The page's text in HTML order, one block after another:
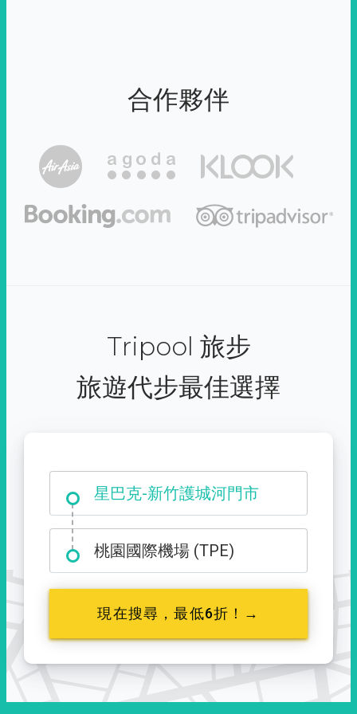
合作夥伴
Tripool 旅步
旅遊代步最佳選擇
大霸尖山登山口
桃園國際機場 (TPE)
現在搜尋，最低6折！→